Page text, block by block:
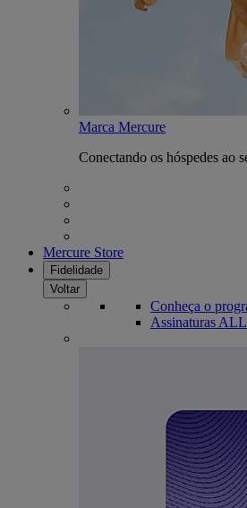
Marca Mercure
Conectando os hóspedes ao
Mercure Store
Fidelidade
Voltar
Conheça o
Assinaturas